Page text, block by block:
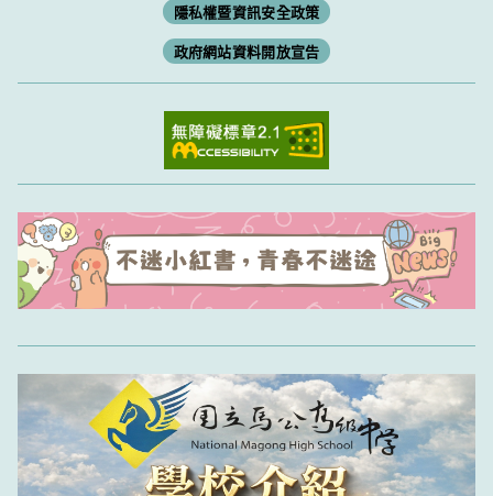
隱私權暨資訊安全政策
政府網站資料開放宣告